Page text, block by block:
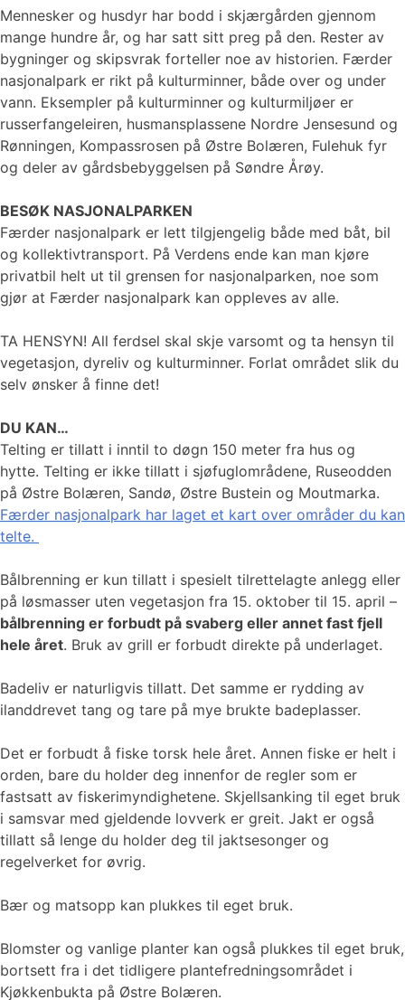
Mennesker og husdyr har bodd i skjærgården gjennom
mange hundre år, og har satt sitt preg på den. Rester av
bygninger og skipsvrak forteller noe av historien. Færder
nasjonalpark er rikt på kulturminner, både over og under
vann. Eksempler på kulturminner og kulturmiljøer er
russerfangeleiren, husmansplassene Nordre Jensesund og
Rønningen, Kompassrosen på Østre Bolæren, Fulehuk fyr
og deler av gårdsbebyggelsen på Søndre Årøy.
BESØK NASJONALPARKEN
Færder nasjonalpark er lett tilgjengelig både med båt, bil
og kollektivtransport. På Verdens ende kan man kjøre
privatbil helt ut til grensen for nasjonalparken, noe som
gjør at Færder nasjonalpark kan oppleves av alle.
TA HENSYN! All ferdsel skal skje varsomt og ta hensyn til
vegetasjon, dyreliv og kulturminner. Forlat området slik du
selv ønsker å finne det!
DU KAN…
Telting er tillatt i inntil to døgn 150 meter fra hus og
hytte. Telting er ikke tillatt i sjøfuglområdene, Ruseodden
på Østre Bolæren, Sandø, Østre Bustein og Moutmarka.
Færder nasjonalpark har laget et kart over områder du kan
telte.
Bålbrenning er kun tillatt i spesielt tilrettelagte anlegg eller
på løsmasser uten vegetasjon fra 15. oktober til 15. april –
bålbrenning er forbudt på svaberg eller annet fast fjell
hele året. Bruk av grill er forbudt direkte på underlaget.
Badeliv er naturligvis tillatt. Det samme er rydding av
ilanddrevet tang og tare på mye brukte badeplasser.
Det er forbudt å fiske torsk hele året. Annen fiske er helt i
orden, bare du holder deg innenfor de regler som er
fastsatt av fiskerimyndighetene. Skjellsanking til eget bruk
i samsvar med gjeldende lovverk er greit. Jakt er også
tillatt så lenge du holder deg til jaktsesonger og
regelverket for øvrig.
Bær og matsopp kan plukkes til eget bruk.
Blomster og vanlige planter kan også plukkes til eget bruk,
bortsett fra i det tidligere plantefredningsområdet i
Kjøkkenbukta på Østre Bolæren.